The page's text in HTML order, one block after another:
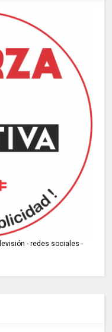
- redes sociales -